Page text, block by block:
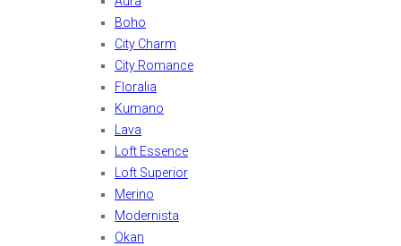
Boho
City Charm
City Romance
Floralia
Kumano
Lava
Loft Essence
Loft Superior
Merino
Modernista
Okan